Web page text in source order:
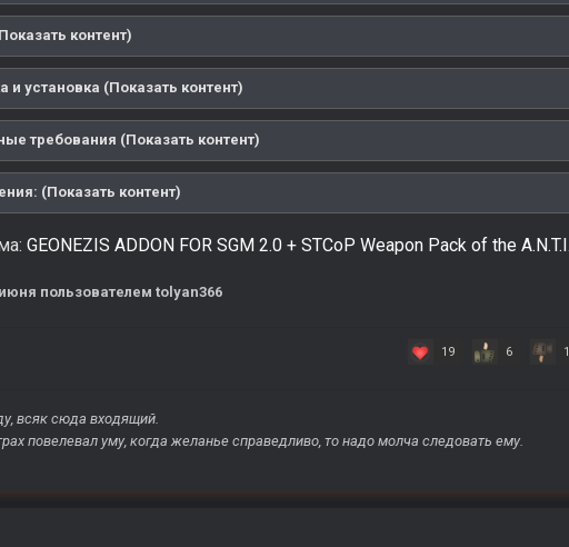
контент)
и установка (Показать контент)
требования (Показать контент)
(Показать контент)
GEONEZIS ADDON FOR SGM 2.0 + STCoP Weapon Pack of the
пользователем tolyan366
19 6 1
всяк сюда входящий.
повелевал уму, когда желанье справедливо, то надо молча следовать ему.